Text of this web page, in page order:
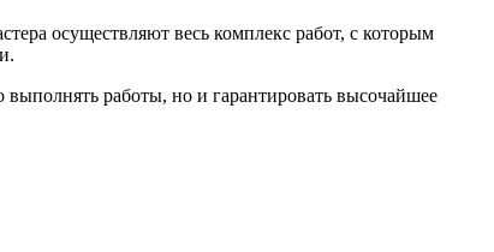
осуществляют весь комплекс работ, с которым
работы, но и гарантировать высочайшее